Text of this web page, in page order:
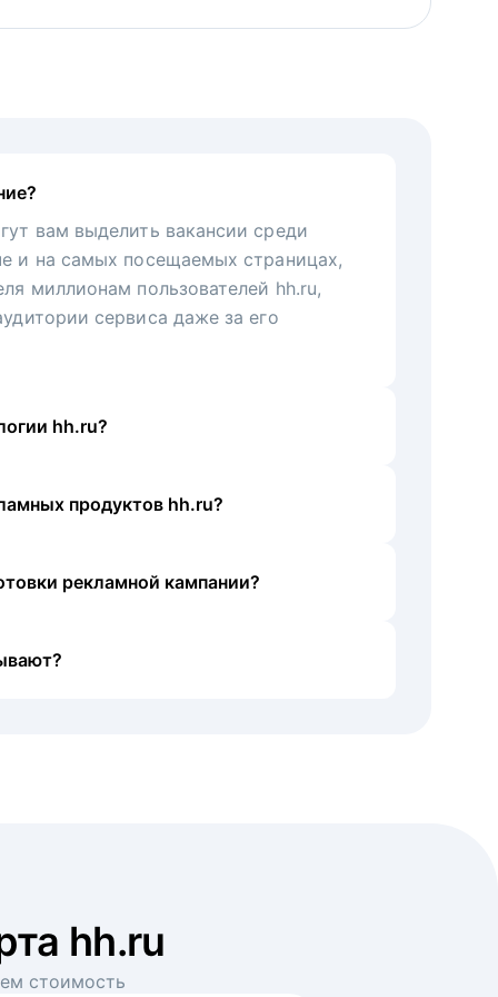
вам выделить вакансии среди
и на самых посещаемых страницах,
миллионам пользователей hh.ru,
сервиса даже за его
hh.ru?
продуктов hh.ru?
рекламной кампании?
hh.ru
стоимость